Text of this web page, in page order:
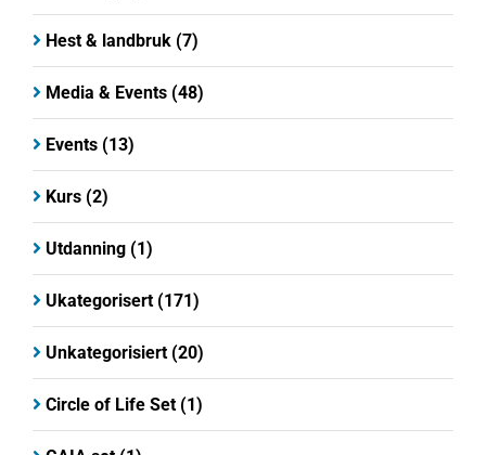
Hest & landbruk (7)
Media & Events (48)
Events (13)
Kurs (2)
Utdanning (1)
Ukategorisert (171)
Unkategorisiert (20)
Circle of Life Set (1)